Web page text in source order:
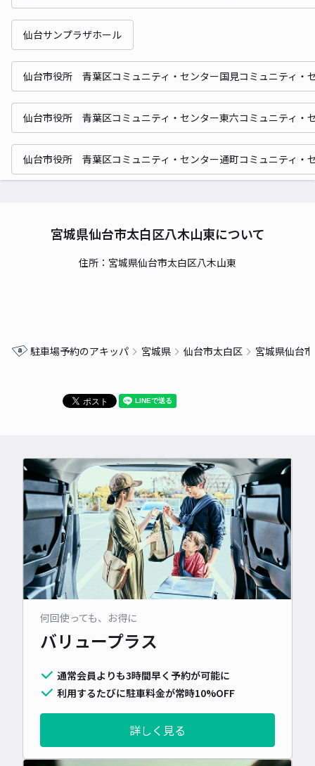
仙台サンプラザホール
仙台市役所 青葉区コミュニティ・センター国見コミュニティ・
仙台市役所 青葉区コミュニティ・センター東六コミュニティ・
仙台市役所 青葉区コミュニティ・センター通町コミュニティ・
宮城県仙台市太白区八木山東について
住所：宮城県仙台市太白区八木山東
駐車場予約のアキッパ 宮城県 仙台市太白区 宮城県仙台
何回使っても、お得に
バリュープラス
通常会員よりも3時間早く予約が可能に
利用するたびに駐車料金が常時10%OFF
詳しく見る